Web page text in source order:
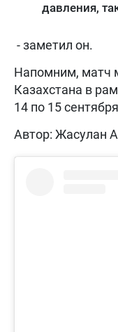
давления,
- заметил он.
Напомним, матч
Казахстана в
14 по 15
Автор: Жасулан